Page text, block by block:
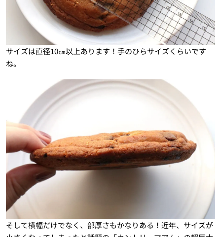
サイズは直径10㎝以上あります！手のひらサイズくらいです
ね。
そして横幅だけでなく、部厚さもかなりある！近年、サイズが